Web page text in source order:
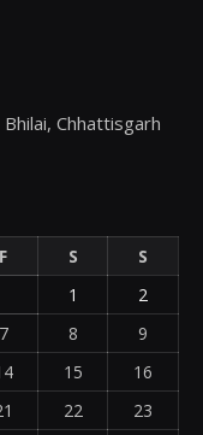
Chhattisgarh
F S
S
1
2
7 8
9
15
16
22
23